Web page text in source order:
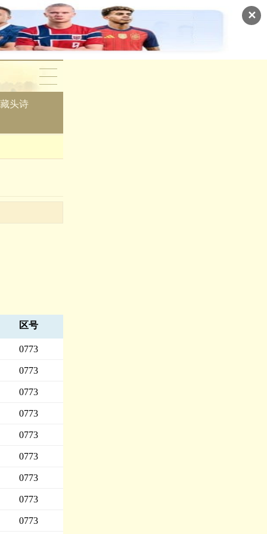
✕
藏头诗
区号
0773
0773
0773
0773
0773
0773
0773
0773
0773